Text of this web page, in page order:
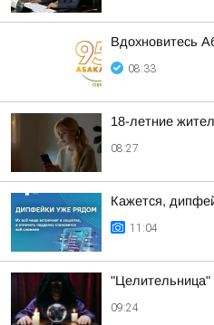
Вдохновитесь
08:33
18-летние
08:27
Кажется,
11:04
"Целительница"
09:24